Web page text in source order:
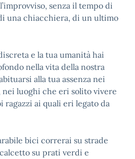
senza il tempo di
una chiacchiera, di un ultimo
e la tua umanità hai
nella vita della nostra
alla tua assenza nei
luoghi che eri solito vivere
ai quali eri legato da
bici correrai su strade
su prati verdi e